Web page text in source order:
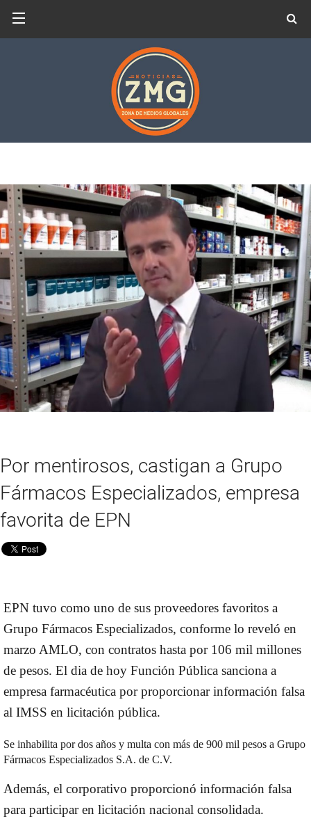
Por mentirosos, castigan a Grupo
Fármacos Especializados, empresa
favorita de EPN
EPN tuvo como uno de sus proveedores favoritos a
Grupo Fármacos Especializados, conforme lo reveló en
marzo AMLO, con contratos hasta por 106 mil millones
de pesos. El dia de hoy Función Pública sanciona a
empresa farmacéutica por proporcionar información falsa
al IMSS en licitación pública.
Se inhabilita por dos años y multa con más de 900 mil pesos a Grupo
Fármacos Especializados S.A. de C.V.
Además, el corporativo proporcionó información falsa
para participar en licitación nacional consolidada.